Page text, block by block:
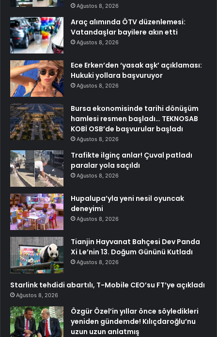
Ağustos 8, 2026
Araç alımında ÖTV düzenlemesi:
Vatandaşlar bayilere akın etti
Ağustos 8, 2026
Ece Erken’den ‘yasak aşk’ açıklaması:
Hukuki yollara başvuruyor
Ağustos 8, 2026
Bursa ekonomisinde tarihi dönüşüm
hamlesi resmen başladı… TEKNOSAB
KOBİ OSB’de başvurular başladı
Ağustos 8, 2026
Trafikte ilginç anlar! Çuval patladı
paralar yola saçıldı
Ağustos 8, 2026
Hupalupa’yla yeni nesil oyuncak
deneyimi
Ağustos 8, 2026
Tianjin Hayvanat Bahçesi Dev Panda
Xi Le’nin 13. Doğum Gününü Kutladı
Ağustos 8, 2026
Starlink tehdidi abartılı, T-Mobile CEO’su FT’ye açıkladı
Ağustos 8, 2026
Özgür Özel’in yıllar önce söyledikleri
yeniden gündemde! Kılıçdaroğlu’nu
uzun uzun anlatmış